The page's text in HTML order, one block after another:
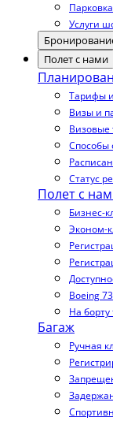
Услуги
Полет с нами
Тарифы
Визы и
Визовые
Способы
Статус
Полет с
Бизнес-
Эконом-
Boeing
На борту
Багаж
Ручная